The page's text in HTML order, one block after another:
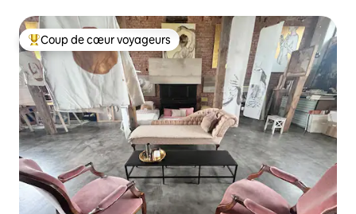
Coup de cœur voyageurs parmi les plus aimés
Coup de cœur voyageurs